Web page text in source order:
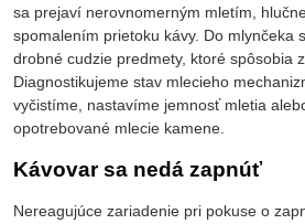
sa prejaví nerovnomerným mletím,
spomalením prietoku kávy. Do mlynčeka
drobné cudzie predmety, ktoré spôsobia
Diagnostikujeme stav mlecieho
vyčistíme, nastavíme jemnosť mletia
opotrebované mlecie kamene.
Kávovar sa nedá zapnúť
Nereagujúce zariadenie pri pokuse o